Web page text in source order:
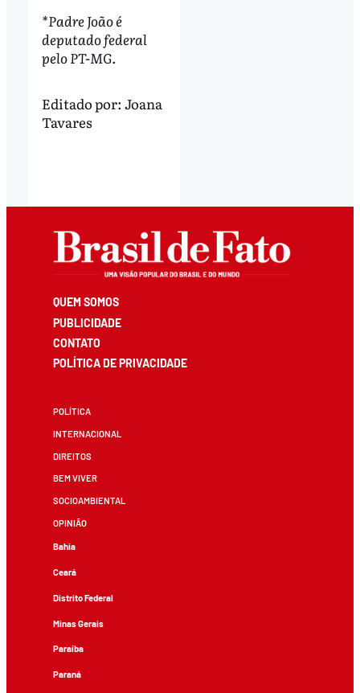
*Padre João é
deputado federal
pelo PT-MG.
Editado por: Joana
Tavares
QUEM SOMOS
PUBLICIDADE
CONTATO
POLÍTICA DE PRIVACIDADE
POLÍTICA
INTERNACIONAL
DIREITOS
BEM VIVER
SOCIOAMBIENTAL
OPINIÃO
Bahia
Ceará
Distrito Federal
Minas Gerais
Paraíba
Paraná